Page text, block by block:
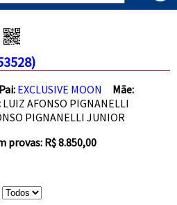
Pai: EXCLUSIVE MOON
Mãe:
LUIZ AFONSO PIGNANELLI
PIGNANELLI JUNIOR
R$ 8.850,00